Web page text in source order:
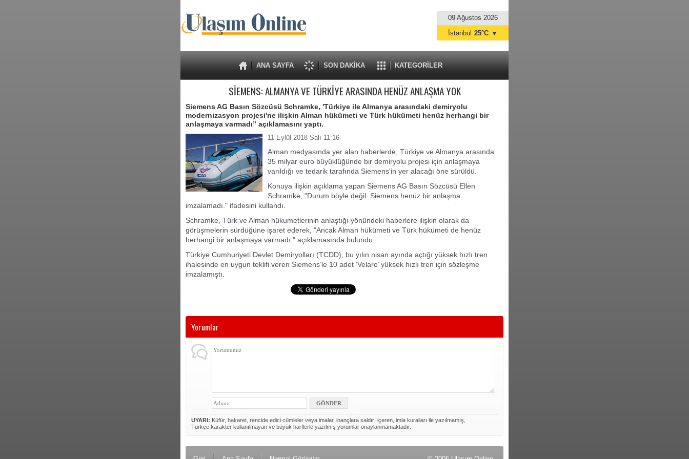
09 Ağustos 2026
ANA SAYFA SON DAKİKA KATEGORİLER
İstanbul 25°C ▼
SİEMENS: ALMANYA VE TÜRKİYE ARASINDA HENÜZ ANLAŞMA YOK
Siemens AG Basın Sözcüsü Schramke, 'Türkiye ile Almanya arasındaki demiryolu
modernizasyon projesi'ne ilişkin Alman hükümeti ve Türk hükümeti henüz herhangi bir
anlaşmaya varmadı” açıklamasını yaptı.
11 Eylül 2018 Salı 11:16
Alman medyasında yer alan haberlerde, Türkiye ve Almanya arasında
35 milyar euro büyüklüğünde bir demiryolu projesi için anlaşmaya
varıldığı ve tedarik tarafında Siemens'in yer alacağı öne sürüldü.
Konuya ilişkin açıklama yapan Siemens AG Basın Sözcüsü Ellen
Schramke, "Durum böyle değil. Siemens henüz bir anlaşma
imzalamadı." ifadesini kullandı.
Schramke, Türk ve Alman hükumetlerinin anlaştığı yönündeki haberlere ilişkin olarak da
görüşmelerin sürdüğüne işaret ederek, "Ancak Alman hükümeti ve Türk hükümeti de henüz
herhangi bir anlaşmaya varmadı." açıklamasında bulundu.
Türkiye Cumhuriyeti Devlet Demiryolları (TCDD), bu yılın nisan ayında açtığı yüksek hızlı tren
ihalesinde en uygun teklifi veren Siemens’le 10 adet ‘Velaro’ yüksek hızlı tren için sözleşme
imzalamıştı.
Yorumlar
UYARI: Küfür, hakaret, rencide edici cümleler veya imalar, inançlara saldırı içeren, imla kuralları ile yazılmamış,
Türkçe karakter kullanılmayan ve büyük harflerle yazılmış yorumlar onaylanmamaktadır.